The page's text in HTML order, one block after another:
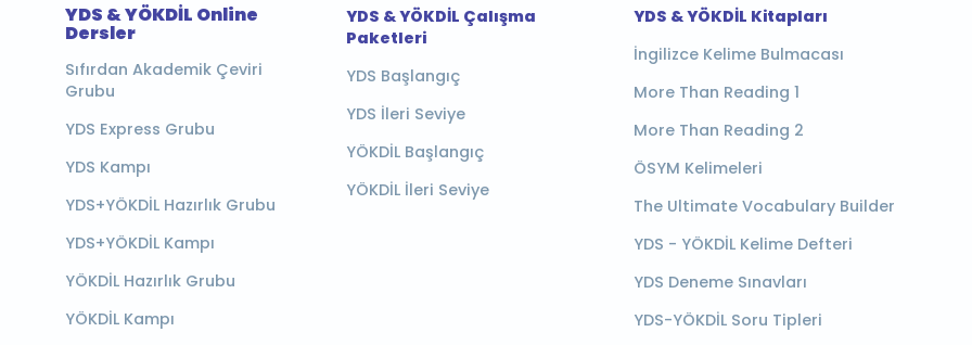
YDS & YÖKDİL Online
Dersler
Sıfırdan Akademik Çeviri
Grubu
YDS Express Grubu
YDS Kampı
YDS+YÖKDİL Hazırlık Grubu
YDS+YÖKDİL Kampı
YÖKDİL Hazırlık Grubu
YÖKDİL Kampı
YDS & YÖKDİL Çalışma
Paketleri
YDS Başlangıç
YDS İleri Seviye
YÖKDİL Başlangıç
YÖKDİL İleri Seviye
YDS & YÖKDİL Kitapları
İngilizce Kelime Bulmacası
More Than Reading 1
More Than Reading 2
ÖSYM Kelimeleri
The Ultimate Vocabulary Builder
YDS - YÖKDİL Kelime Defteri
YDS Deneme Sınavları
YDS-YÖKDİL Soru Tipleri